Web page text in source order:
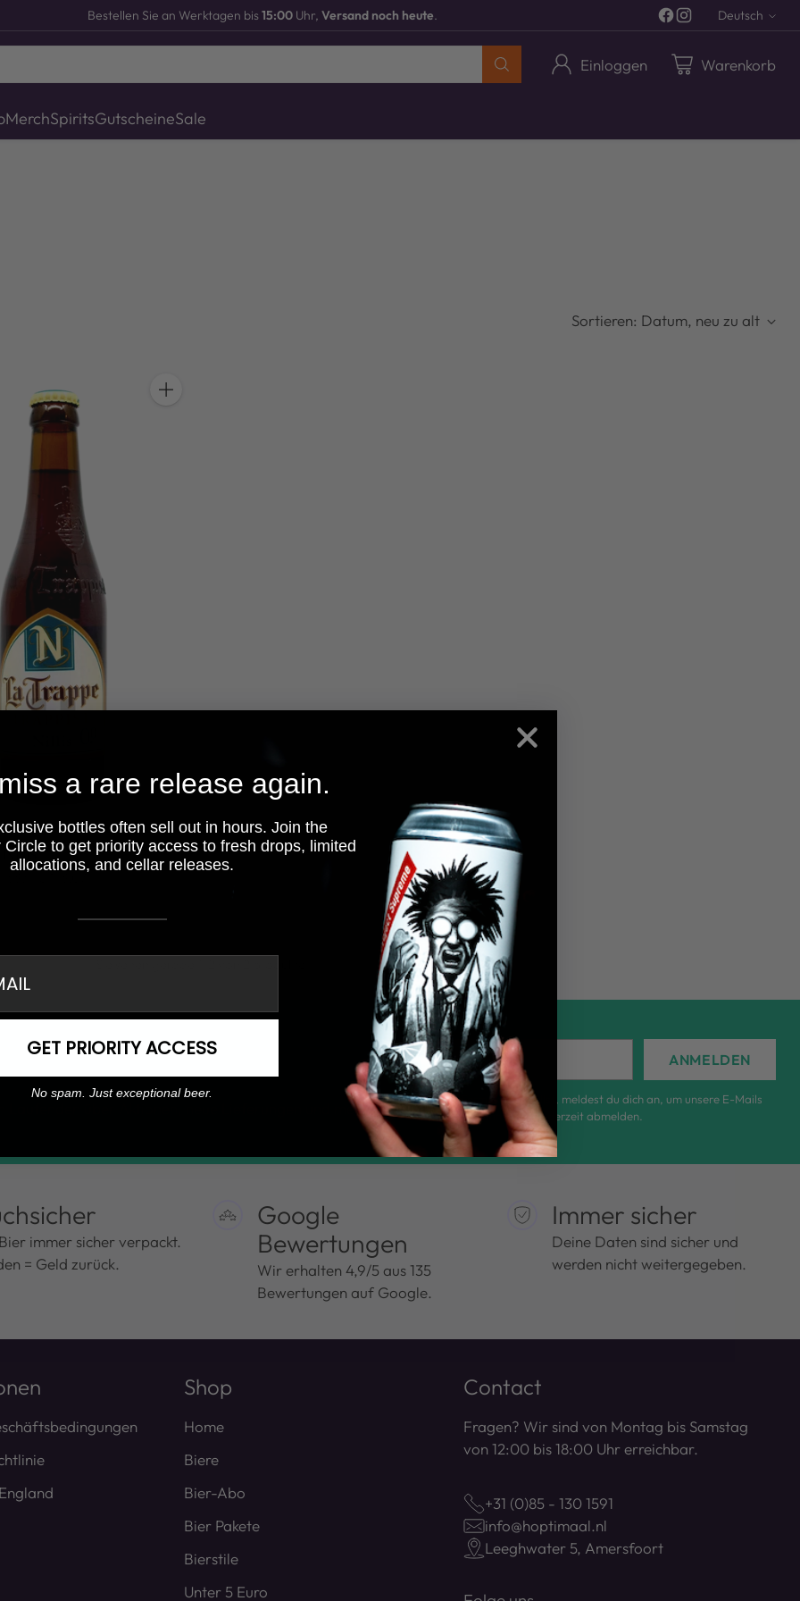
Bestellen Sie an Werktagen bis15:00Uhr, Versand noch heute. Deutsch
Einloggen Warenkorb
MerchSpiritsGutscheineSale
Sortieren: Datum, neu zu alt
33cl | UT: 3,07
über Aktionen, neue Lieferungen und mehr!
Ihre
E-
Mail
ANMELDEN
Indem du dieses Formular ausfüllst, meldest du dich an, um unsere E-Mails
zu erhalten, und du kannst dich jederzeit abmelden.
immer sicher verpackt.
= Geld zurück.
Google
Bewertungen
Wir erhalten 4,9/5 aus 135
Bewertungen auf Google.
Immer sicher
Deine Daten sind sicher und
werden nicht weitergegeben.
Shop
Home
Biere
Bier-Abo
Bier Pakete
Bierstile
Unter 5 Euro
Contact
Fragen? Wir sind von Montag bis Samstag
von 12:00 bis 18:00 Uhr erreichbar.
+31 (0)85 - 130 1591
info@hoptimaal.nl
Leeghwater 5, Amersfoort
a rare release again.
bottles often sell out in hours. Join the
to get priority access to fresh drops, limited
allocations, and cellar releases.
GET PRIORITY ACCESS
No spam. Just exceptional beer.